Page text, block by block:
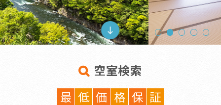
空室検索
最 低 価 格 保 証